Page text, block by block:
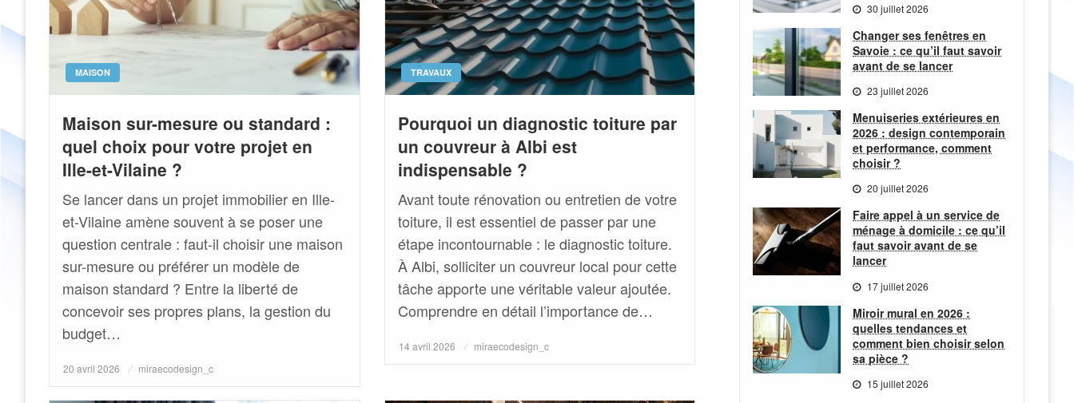
MAISON
Maison sur-mesure ou standard :
quel choix pour votre projet en
Ille-et-Vilaine ?
Se lancer dans un projet immobilier en Ille-
et-Vilaine amène souvent à se poser une
question centrale : faut-il choisir une maison
sur-mesure ou préférer un modèle de
maison standard ? Entre la liberté de
concevoir ses propres plans, la gestion du
budget…
Posted
20 avril 2026 miraecodesign_c
TRAVAUX
Pourquoi un diagnostic toiture par
un couvreur à Albi est
indispensable ?
Avant toute rénovation ou entretien de votre
toiture, il est essentiel de passer par une
étape incontournable : le diagnostic toiture.
À Albi, solliciter un couvreur local pour cette
tâche apporte une véritable valeur ajoutée.
Comprendre en détail l’importance de…
Posted
14 avril 2026 miraecodesign_c
30 juillet 2026
Changer ses fenêtres en
Savoie : ce qu’il faut savoir
avant de se lancer
23 juillet 2026
Menuiseries extérieures en
2026 : design contemporain
et performance, comment
choisir ?
20 juillet 2026
Faire appel à un service de
ménage à domicile : ce qu’il
faut savoir avant de se
lancer
17 juillet 2026
Miroir mural en 2026 :
quelles tendances et
comment bien choisir selon
sa pièce ?
15 juillet 2026